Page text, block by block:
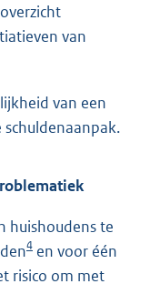
van
van een
huishoudens te
4 en voor één
risico om met